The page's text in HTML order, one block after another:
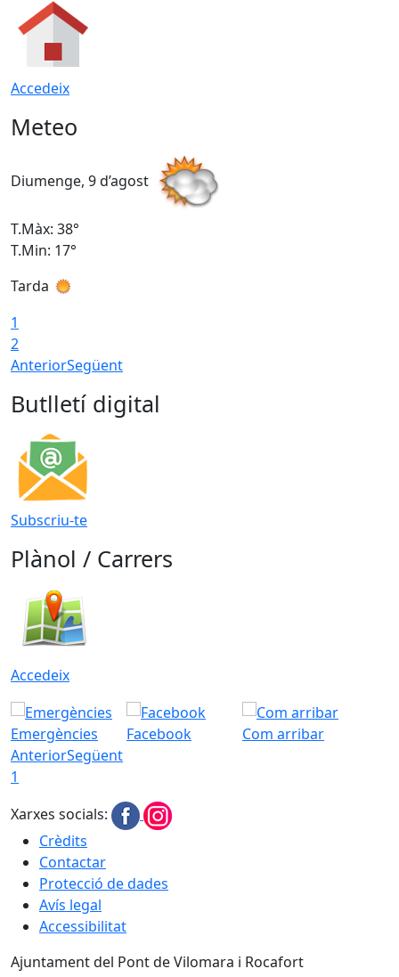
Accedeix
Meteo
Diumenge, 9 d’agost
T.Màx: 38°
T.Min: 17°
Tarda
1
2
AnteriorSegüent
Butlletí digital
Subscriu-te
Plànol / Carrers
Accedeix
Emergències Facebook
Com arribar
AnteriorSegüent
1
Xarxes socials:
Crèdits
Contactar
Protecció de dades
Avís legal
Accessibilitat
Ajuntament del Pont de Vilomara i Rocafort